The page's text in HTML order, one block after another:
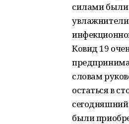
силами были
Ковид 19
словам
остаться в
были